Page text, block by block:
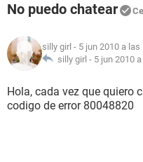
No puedo chatear
silly girl - 5 jun 2010 a las
silly girl - 5 jun 2010
Hola, cada vez que quiero
codigo de error 80048820